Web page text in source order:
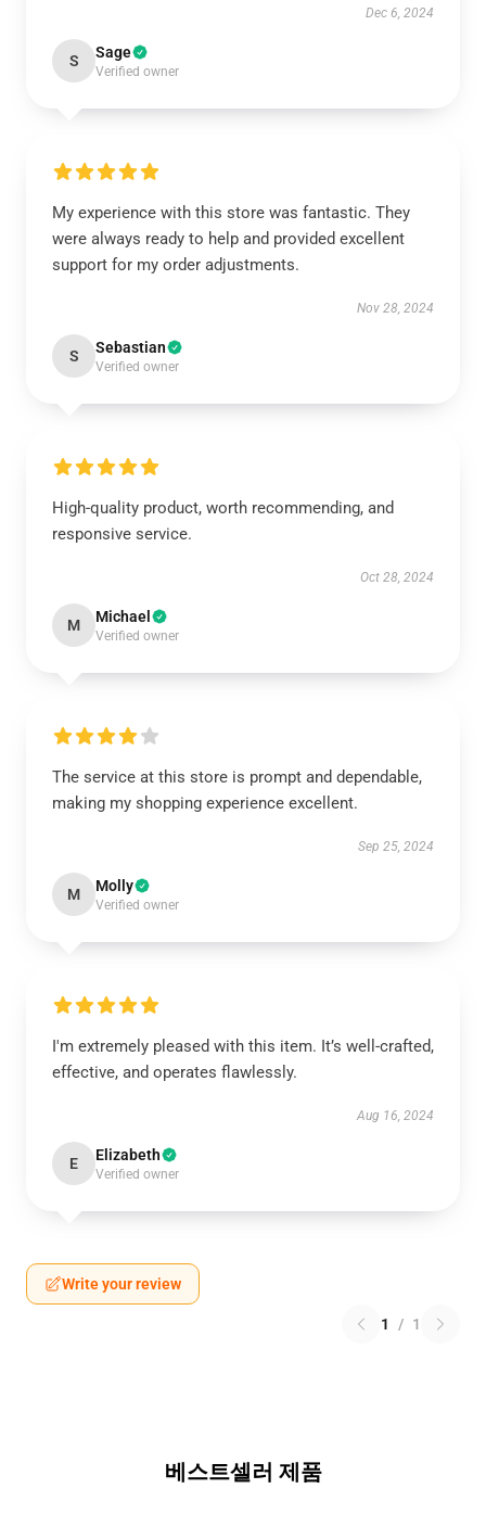
Dec 6, 2024
S Sage
Verified owner
My experience with this store was fantastic. They
were always ready to help and provided excellent
support for my order adjustments.
Nov 28, 2024
S Sebastian
Verified owner
High-quality product, worth recommending, and
responsive service.
Oct 28, 2024
M Michael
Verified owner
The service at this store is prompt and dependable,
making my shopping experience excellent.
Sep 25, 2024
M Molly
Verified owner
I'm extremely pleased with this item. It’s well-crafted,
effective, and operates flawlessly.
Aug 16, 2024
E Elizabeth
Verified owner
Write your review
1 / 1
베스트셀러 제품